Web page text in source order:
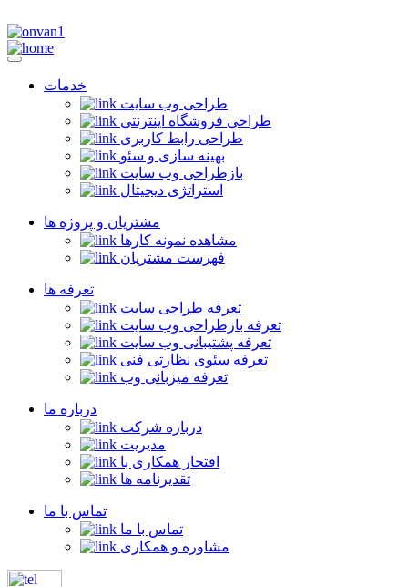
خدمات
طراحی وب سایت
طراحی فروشگاه اینترنتی
طراحی رابط کاربری
بهینه سازی و سئو
بازطراحی وب سایت
استراتژی دیجیتال
مشتریان و پروژه ها
مشاهده نمونه کارها
فهرست مشتریان
تعرفه ها
تعرفه طراحی سایت
تعرفه بازطراحی وب سایت
تعرفه پشتیبانی وب سایت
تعرفه سئوی نظارتی فنی
تعرفه میزبانی وب
درباره ما
درباره شرکت
مدیریت
افتحار همکاری با
تقدیرنامه ها
تماس با ما
تماس با ما
مشاوره و همکاری